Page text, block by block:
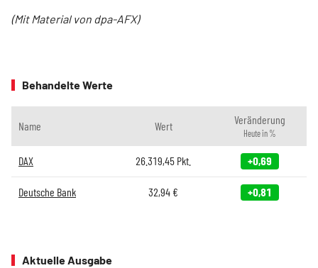
(Mit Material von dpa-AFX)
Behandelte Werte
Name Wert Veränderung
Heute in %
DAX 26.319,45 Pkt. +0,69
Deutsche Bank 32,94 € +0,81
Aktuelle Ausgabe